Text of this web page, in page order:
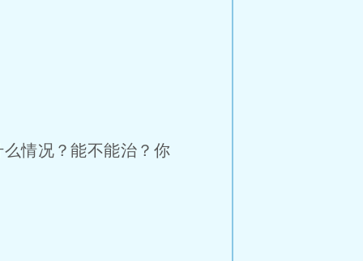
情况？能不能治？你